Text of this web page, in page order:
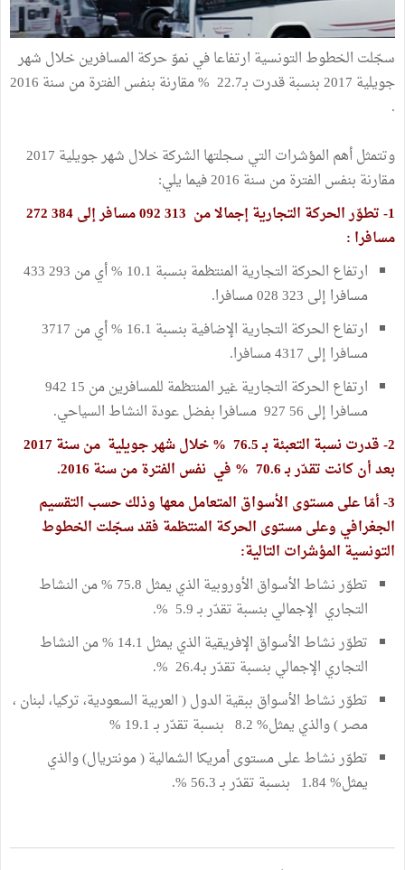
سجّلت الخطوط التونسية ارتفاعا في نموّ حركة المسافرين خلال شهر
جويلية 2017 بنسبة قدرت بـ22.7 % مقارنة بنفس الفترة من سنة 2016
.
وتتمثل أهم المؤشرات التي سجلتها الشركة خلال شهر جويلية 2017
مقارنة بنفس الفترة من سنة 2016 فيما يلي:
1- تطوّر الحركة التجارية إجمالا من 313 092 مسافر إلى 384 272
مسافرا :
ارتفاع الحركة التجارية المنتظمة بنسبة 10.1 % أي من 293 433
مسافرا إلى 323 028 مسافرا.
ارتفاع الحركة التجارية الإضافية بنسبة 16.1 % أي من 3717
مسافرا إلى 4317 مسافرا.
ارتفاع الحركة التجارية غير المنتظمة للمسافرين من 15 942
مسافرا إلى 56 927 مسافرا بفضل عودة النشاط السياحي.
2- قدرت نسبة التعبئة بـ 76.5 % خلال شهر جويلية من سنة 2017
بعد أن كانت تقدّر بـ 70.6 % في نفس الفترة من سنة 2016.
3- أمّا على مستوى الأسواق المتعامل معها وذلك حسب التقسيم
الجغرافي وعلى مستوى الحركة المنتظمة فقد سجّلت الخطوط
التونسية المؤشرات التالية:
تطوّر نشاط الأسواق الأوروبية الذي يمثل 75.8 % من النشاط
التجاري الإجمالي بنسبة تقدّر بـ 5.9 %.
تطوّر نشاط الأسواق الإفريقية الذي يمثل 14.1 % من النشاط
التجاري الإجمالي بنسبة تقدّر بـ26.4 %.
تطوّر نشاط الأسواق ببقية الدول ( العربية السعودية، تركيا، لبنان ،
مصر ) والذي يمثل% 8.2 بنسبة تقدّر بـ 19.1 %
تطوّر نشاط على مستوى أمريكا الشمالية ( مونتريال) والذي
يمثل% 1.84 بنسبة تقدّر بـ 56.3 %.